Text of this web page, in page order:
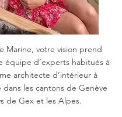
Marine, votre vision prend
équipe d’experts habitués à
architecte d’intérieur à
dans les cantons de Genève
de Gex et les Alpes.